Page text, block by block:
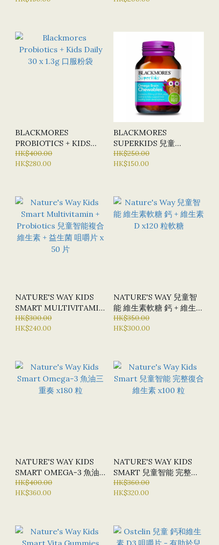
BLACKMORES
PROBIOTICS + KIDS
DAILY 30 X 1.3G 口服粉
袋
HK$400.00
HK$280.00
BLACKMORES
SUPERKIDS 兒童
OMEGA聰明魚油咀嚼片X
50片
HK$250.00
HK$150.00
NATURE'S WAY KIDS
SMART MULTIVITAMIN
+ PROBIOTICS 兒童智能
複合維生素 + 益生菌 咀嚼
HK$300.00
HK$240.00
NATURE'S WAY 兒童智
能 維生素軟糖 鈣 + 維生素
D X120 粒軟糖
HK$350.00
HK$300.00
NATURE'S WAY KIDS
SMART OMEGA-3 魚油
三重奏 X180 粒
HK$400.00
HK$360.00
NATURE'S WAY KIDS
SMART 兒童智能 完整復
合維生素 X100 粒
HK$360.00
HK$320.00